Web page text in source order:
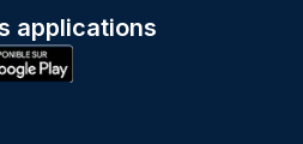
applications